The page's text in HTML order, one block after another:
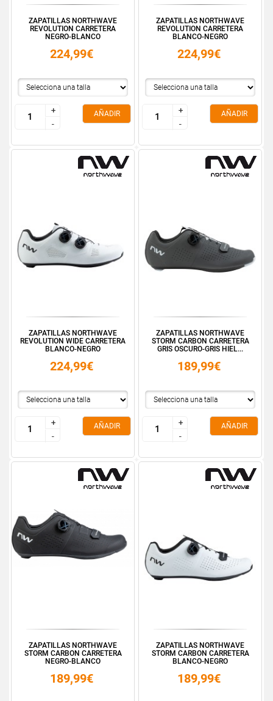
ZAPATILLAS NORTHWAVE
REVOLUTION CARRETERA
NEGRO-BLANCO
224,99€
+
-
+
-
AÑADIR
ZAPATILLAS NORTHWAVE
REVOLUTION CARRETERA
BLANCO-NEGRO
224,99€
+
-
+
-
AÑADIR
ZAPATILLAS NORTHWAVE
REVOLUTION WIDE CARRETERA
BLANCO-NEGRO
224,99€
+
-
+
-
AÑADIR
ZAPATILLAS NORTHWAVE
STORM CARBON CARRETERA
GRIS OSCURO-GRIS HIEL...
189,99€
+
-
+
-
AÑADIR
ZAPATILLAS NORTHWAVE
STORM CARBON CARRETERA
NEGRO-BLANCO
189,99€
ZAPATILLAS NORTHWAVE
STORM CARBON CARRETERA
BLANCO-NEGRO
189,99€